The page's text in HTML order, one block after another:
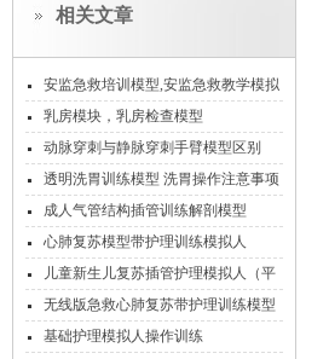
相关文章
安监急救培训模型,安监急救教学模拟
人
乳房模块，乳房检查模型
动脉穿刺与静脉穿刺手臂模型区别
透明洗胃训练模型 洗胃操作注意事项
成人气管结构插管训练解剖模型
心肺复苏模型带护理训练模拟人
儿童新生儿复苏插管护理模拟人（平
板电脑控制）
无线版急救心肺复苏带护理训练模型
人
基础护理模拟人操作训练